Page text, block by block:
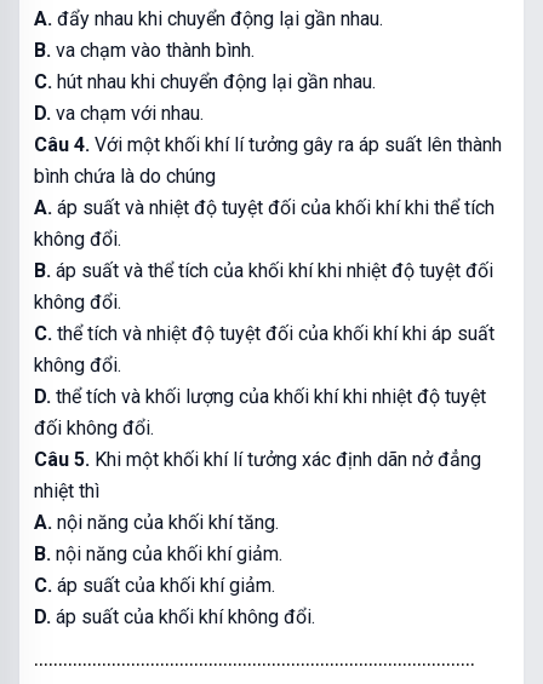
A. đẩy nhau khi chuyển động lại gần nhau.
B. va chạm vào thành bình.
C. hút nhau khi chuyển động lại gần nhau.
D. va chạm với nhau.
Câu 4. Với một khối khí lí tưởng gây ra áp suất lên thành
bình chứa là do chúng
A. áp suất và nhiệt độ tuyệt đối của khối khí khi thể tích
không đổi.
B. áp suất và thể tích của khối khí khi nhiệt độ tuyệt đối
không đổi.
C. thể tích và nhiệt độ tuyệt đối của khối khí khi áp suất
không đổi.
D. thể tích và khối lượng của khối khí khi nhiệt độ tuyệt
đối không đổi.
Câu 5. Khi một khối khí lí tưởng xác định dãn nở đẳng
nhiệt thì
A. nội năng của khối khí tăng.
B. nội năng của khối khí giảm.
C. áp suất của khối khí giảm.
D. áp suất của khối khí không đổi.
...........................................................................................